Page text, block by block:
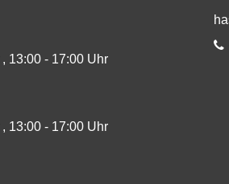
13:00 - 17:00 Uhr
13:00 - 17:00 Uhr